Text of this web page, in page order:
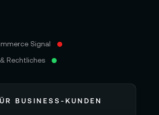
Signal
Rechtliches
BUSINESS-KUNDEN